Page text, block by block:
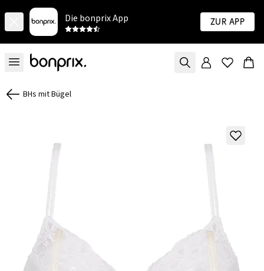
Die bonprix App Zur App
BHs mit Bügel